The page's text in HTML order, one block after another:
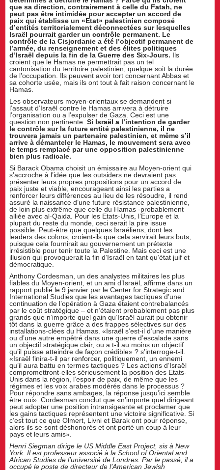
que sa direction, contrairement à celle du Fatah, ne
peut pas être intimidée pour accepter un accord de
paix qui établisse un «Etat» palestinien composé
d’entités territorialement déconnectées sur lesquelles
Israël pourrait garder un contrôle permanent. Le
contrôle de la Cisjordanie a été l’objectif permanent de
l’armée, du renseignement et des élites politiques
d’Israël depuis la fin de la Guerre des Six-Jours. Ils
croient que le Hamas ne permettrait pas un tel
cantonisation du territoire palestinien, quelque soit la durée
de l’occupation. Ils peuvent avoir tort concernant Abbas et
sa cohorte usée, mais ils ont tout à fait raison concernant le
Hamas.
Les observateurs moyen-orientaux se demandent si
l’assaut d’Israël contre le Hamas arrivera à détruire
l’organisation ou a l’expulser de Gaza. Ceci est une
question non pertinente.Si Israël a l’intention de garder
le contrôle sur la future entité palestinienne, il ne
trouvera jamais un partenaire palestinien, et même s’il
arrive à démanteler le Hamas, le mouvement sera avec
le temps remplacé par une opposition palestinienne
bien plus radicale.
Si Barack Obama choisit un émissaire au Moyen-orient qui
s’accroche à l’idée que les outsiders ne devraient pas
présenter leurs propres propositions pour un accord de
paix juste et viable, encourageant ainsi les parties a
renforcer leurs différences au lieu de les résoudre, il rend
assuré la naissance d’une future résistance palestinienne,
de loin plus extrême que celle du Hamas -probablement
alliée avec al-Qaida. Pour les Etats-Unis, l’Europe et la
plupart du reste du monde, ceci serait la pire issue
possible. Peut-être que quelques Israéliens, dont les
leaders des colons, croient-ils que cela servirait leurs buts,
puisque cela fournirait au gouvernement un prétexte
irrésistible pour tenir toute la Palestine. Mais ceci est une
illusion qui provoquerait la fin d’Israël en tant qu’état juif et
démocratique.
Anthony Cordesman, un des analystes militaires les plus
fiables du Moyen-orient, et un ami d’Israël, affirme dans un
rapport publié le 9 janvier par le Center for Strategic and
International Studies que les avantages tactiques d’une
continuation de l’opération à Gaza étaient contrebalancés
par le coût stratégique – et n’étaient probablement pas plus
grands que n’importe quel gain qu’Israël aurait pu obtenir
tôt dans la guerre grâce a des frappes sélectives sur des
installations-clées du Hamas. «Israël s’est-il d’une manière
ou d’une autre empêtré dans une guerre d’escalade sans
un objectif stratégique clair, ou a t-il au moins un objectif
qu’il puisse atteindre de façon crédible» ? s’interroge-t-il.
«Israël finira-t-il par renforcer, politiquement, un ennemi
qu’il aura battu en termes tactiques ? Les actions d’Israël
compromettront-elles sérieusement la position des Etats-
Unis dans la région, l’espoir de paix, de même que les
régimes et les voix arabes modérés dans le processus ?
Pour répondre sans ambages, la réponse jusqu’ici semble
être oui». Cordesman conclut que «n’importe quel dirigeant
peut adopter une position intransigeante et proclamer que
les gains tactiques représentent une victoire significative. Si
c’est tout ce que Olmert, Livni et Barak ont pour réponse,
alors ils se sont déshonorés et ont porté un coup à leur
pays et leurs amis».
Henri Siegman dirige le US Middle East Project, sis à New
York. Il est professeur associé à la School of Oriental and
African Studies de l’université de Londres. Par le passé, il a
occupé le poste de directeur de l’American Jewish